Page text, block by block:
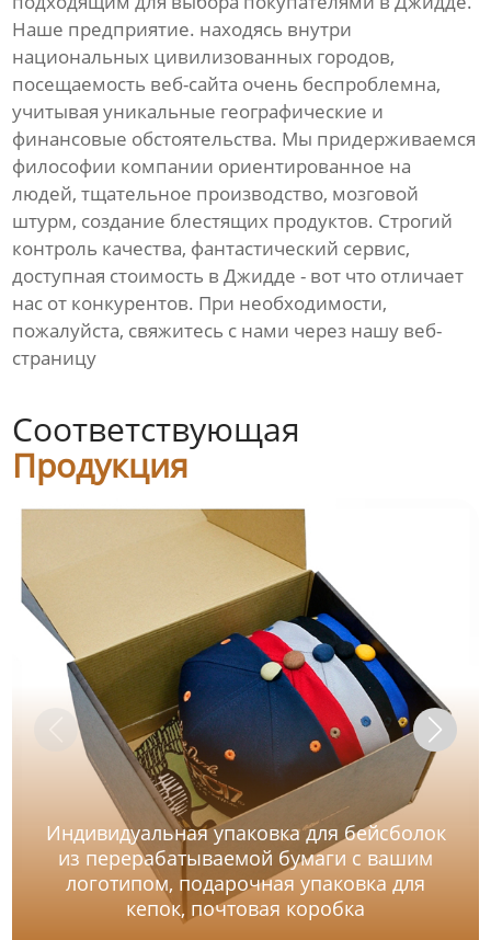
Наше предприятие. находясь внутри
национальных цивилизованных городов,
посещаемость веб-сайта очень беспроблемна,
учитывая уникальные географические и
финансовые обстоятельства. Мы придерживаемся
философии компании ориентированное на
людей, тщательное производство, мозговой
штурм, создание блестящих продуктов. Строгий
контроль качества, фантастический сервис,
доступная стоимость в Джидде - вот что отличает
нас от конкурентов. При необходимости,
пожалуйста, свяжитесь с нами через нашу веб-
страницу
Соответствующая
Продукция
Индивидуальная упаковка для бейсболок
из перерабатываемой бумаги с вашим
логотипом, подарочная упаковка для
кепок, почтовая коробка